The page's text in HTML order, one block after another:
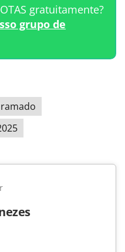
gratuitamente?
grupo de